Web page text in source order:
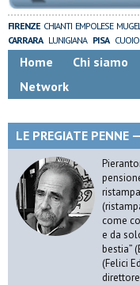
FIRENZE CHIANTI EMPOLESE
CARRARA LUNIGIANA PISA CUOIO
Home Chi siamo
Network
LE PREGIATE
come
e da
bestia”
(Felici